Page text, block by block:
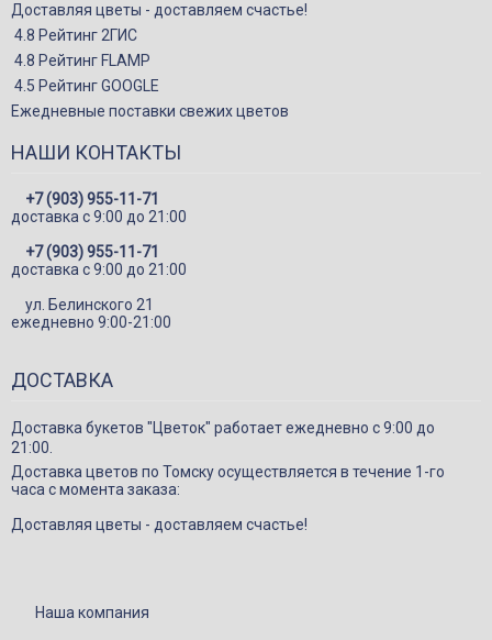
Корзины с цветами
Игрушки
Подарки
Конфеты и сладкие подарки
Декор в цветы
Доставляя цветы - доставляем счастье!
4.8 Рейтинг 2ГИС
4.8 Рейтинг FLAMP
4.5 Рейтинг GOOGLE
Ежедневные поставки свежих цветов
НАШИ КОНТАКТЫ
+7 (903) 955-11-71
доставка c 9:00 до 21:00
+7 (903) 955-11-71
доставка c 9:00 до 21:00
ул. Белинского 21
ежедневно 9:00-21:00
ДОСТАВКА
Доставка букетов "Цветок" работает ежедневно с 9:00 до
21:00.
Доставка цветов по Томску осуществляется в течение 1-го
часа с момента заказа:
Доставляя цветы - доставляем счастье!
Наша компания